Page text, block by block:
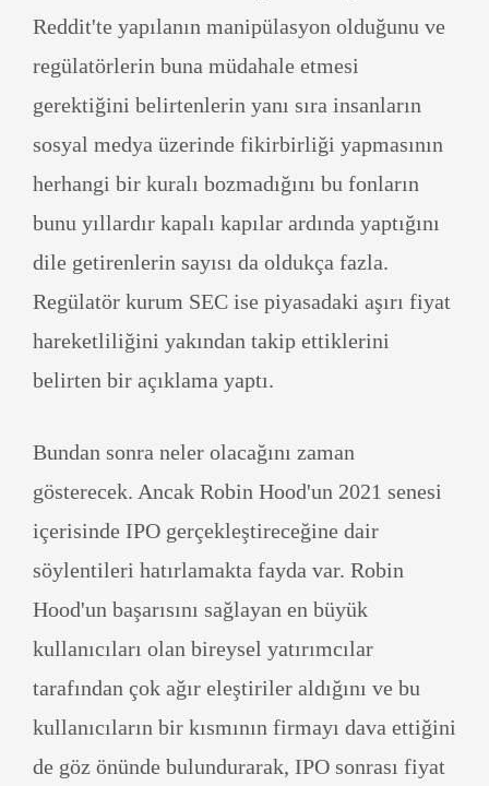
Reddit'te yapılanın manipülasyon olduğunu ve
regülatörlerin buna müdahale etmesi
gerektiğini belirtenlerin yanı sıra insanların
sosyal medya üzerinde fikirbirliği yapmasının
herhangi bir kuralı bozmadığını bu fonların
bunu yıllardır kapalı kapılar ardında yaptığını
dile getirenlerin sayısı da oldukça fazla.
Regülatör kurum SEC ise piyasadaki aşırı fiyat
hareketliliğini yakından takip ettiklerini
belirten bir açıklama yaptı.
Bundan sonra neler olacağını zaman
gösterecek. Ancak Robin Hood'un 2021 senesi
içerisinde IPO gerçekleştireceğine dair
söylentileri hatırlamakta fayda var. Robin
Hood'un başarısını sağlayan en büyük
kullanıcıları olan bireysel yatırımcılar
tarafından çok ağır eleştiriler aldığını ve bu
kullanıcıların bir kısmının firmayı dava ettiğini
de göz önünde bulundurarak, IPO sonrası fiyat